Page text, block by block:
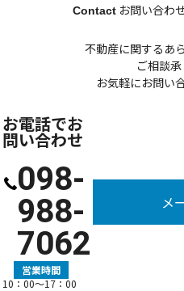
Contact お問い合わ
不動産に関するあ
ご相談承
お気軽にお問い
お電話でお
問い合わせ
098-
988-
7062
営業時間
10：00〜17：00
メ